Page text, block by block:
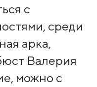
с
среди
арка,
Валерия
можно с